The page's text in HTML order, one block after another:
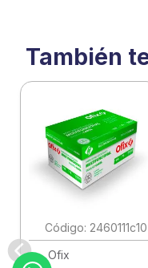
También
: 2460111c10
Ofix